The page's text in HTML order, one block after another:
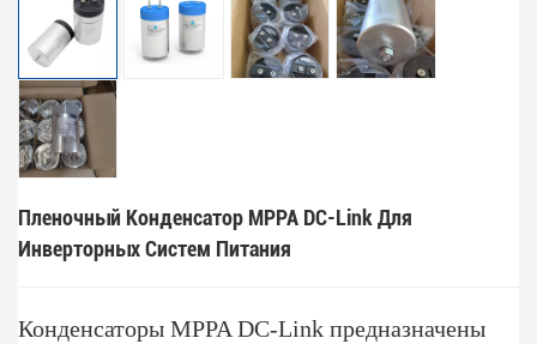
Пленочный Конденсатор MPPA DC-Link Для
Инверторных Систем Питания
Конденсаторы MPPA DC-Link предназначены